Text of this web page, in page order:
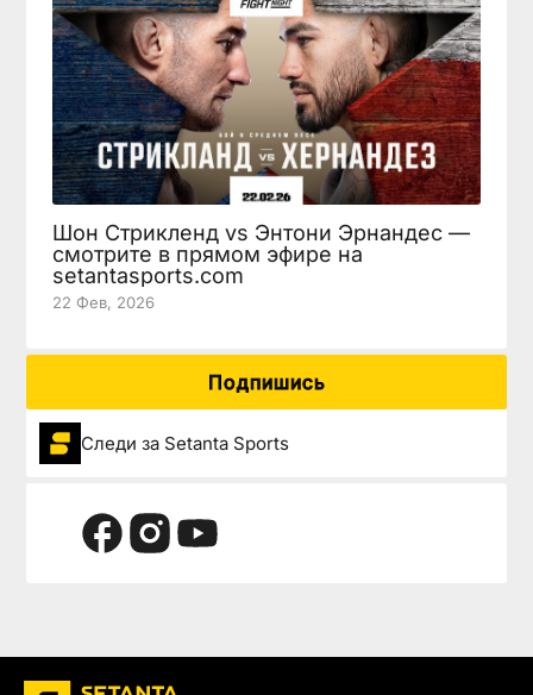
Шон Стрикленд vs Энтони Эрнандес —
смотрите в прямом эфире на
setantasports.com
22 Фев, 2026
Подпишись
Следи за Setanta Sports